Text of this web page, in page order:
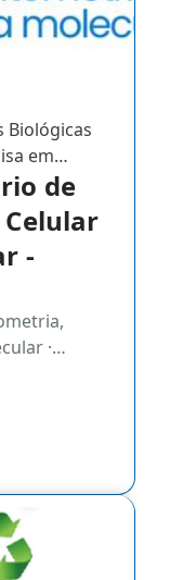
Biológicas
em
de
-
·